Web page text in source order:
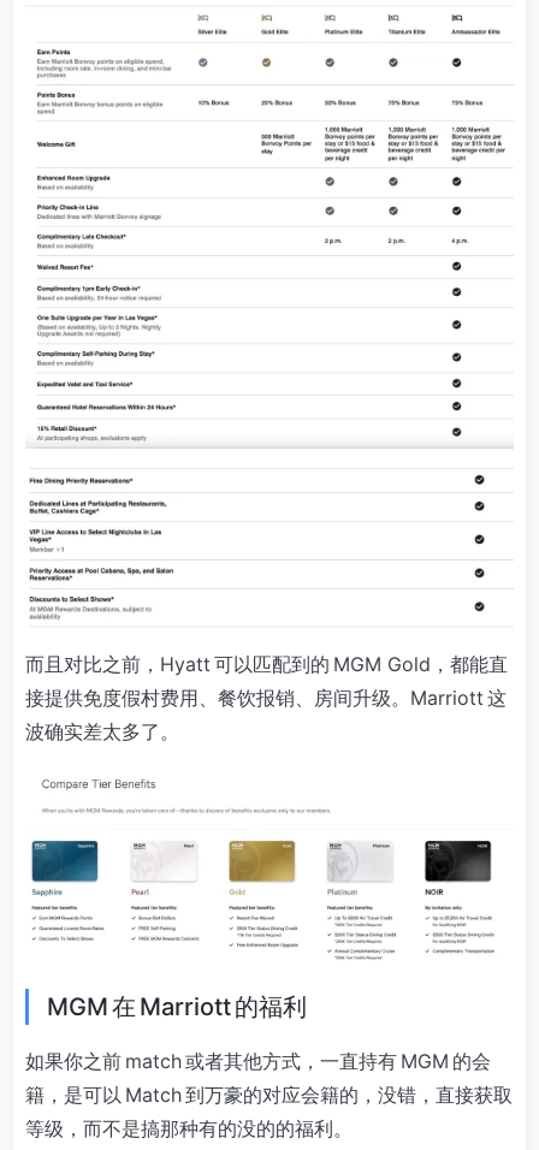
而且对比之前，Hyatt 可以匹配到的 MGM Gold，都能直
接提供免度假村费用、餐饮报销、房间升级。Marriott 这
波确实差太多了。
MGM 在 Marriott 的福利
如果你之前 match 或者其他方式，一直持有 MGM 的会
籍，是可以 Match 到万豪的对应会籍的，没错，直接获取
等级，而不是搞那种有的没的的福利。